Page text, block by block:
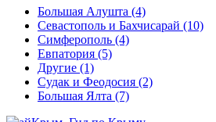
Большая Алушта (4)
Севастополь и Бахчисарай (10)
Симферополь (4)
Евпатория (5)
Другие (1)
Судак и Феодосия (2)
Большая Ялта (7)